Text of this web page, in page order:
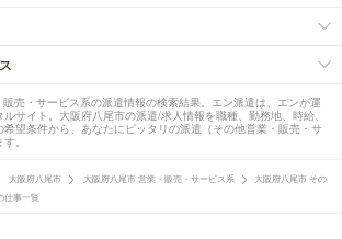
売・サービス系の派遣情報の検索結果。エン派遣は、エンが運
サイト。大阪府八尾市の派遣/求人情報を職種、勤務地、時給、
望条件から、あなたにピッタリの派遣（その他営業・販売・サ
。
大阪府八尾市 大阪府八尾市 営業・販売・サービス系
大阪府八尾市 その
仕事一覧